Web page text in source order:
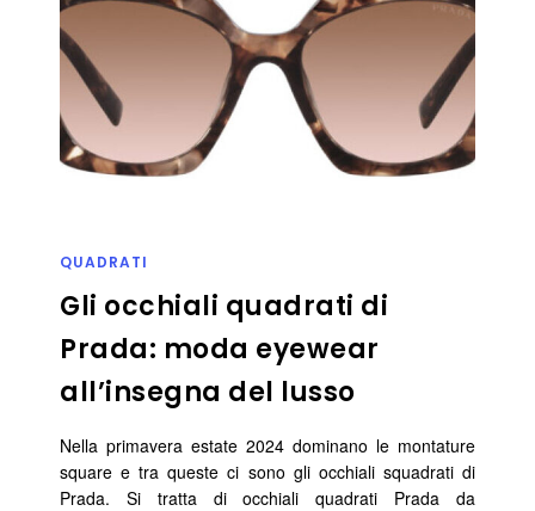
QUADRATI
Gli occhiali quadrati di
Prada: moda eyewear
all’insegna del lusso
Nella primavera estate 2024 dominano le montature
square e tra queste ci sono gli occhiali squadrati di
Prada. Si tratta di occhiali quadrati Prada da